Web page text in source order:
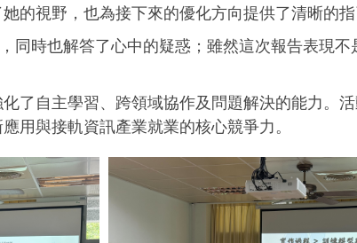
的視野，也為接下來的優化方向提供了清晰的指
同時也解答了心中的疑惑；雖然這次報告表現不
了自主學習、跨領域協作及問題解決的能力。
用與接軌資訊產業就業的核心競爭力。